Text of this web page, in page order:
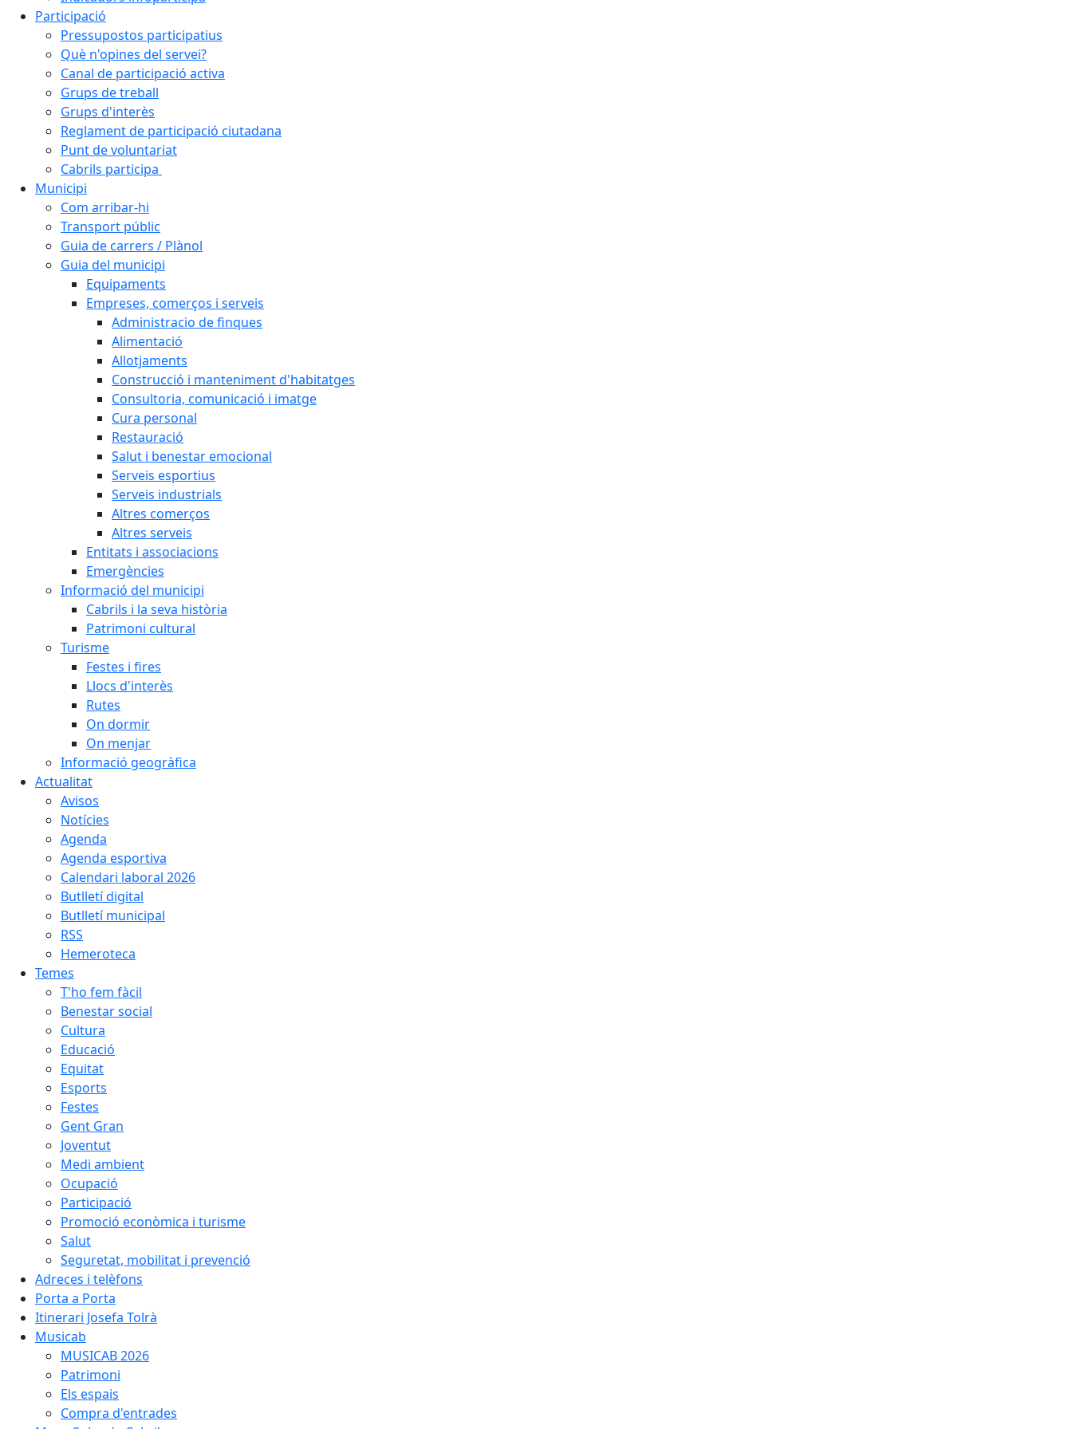
Participació
Pressupostos participatius
Què n'opines del servei?
Canal de participació activa
Grups de treball
Grups d'interès
Reglament de participació ciutadana
Punt de voluntariat
Cabrils participa
Municipi
Com arribar-hi
Transport públic
Guia de carrers / Plànol
Guia del municipi
Equipaments
Empreses, comerços i serveis
Administracio de finques
Alimentació
Allotjaments
Construcció i manteniment d'habitatges
Consultoria, comunicació i imatge
Cura personal
Restauració
Salut i benestar emocional
Serveis esportius
Serveis industrials
Altres comerços
Altres serveis
Entitats i associacions
Emergències
Informació del municipi
Cabrils i la seva història
Patrimoni cultural
Turisme
Festes i fires
Llocs d'interès
Rutes
On dormir
On menjar
Informació geogràfica
Actualitat
Avisos
Notícies
Agenda
Agenda esportiva
Calendari laboral 2026
Butlletí digital
Butlletí municipal
RSS
Hemeroteca
Temes
T'ho fem fàcil
Benestar social
Cultura
Educació
Equitat
Esports
Festes
Gent Gran
Joventut
Medi ambient
Ocupació
Participació
Promoció econòmica i turisme
Salut
Seguretat, mobilitat i prevenció
Adreces i telèfons
Porta a Porta
Itinerari Josefa Tolrà
Musicab
MUSICAB 2026
Patrimoni
Els espais
Compra d'entrades